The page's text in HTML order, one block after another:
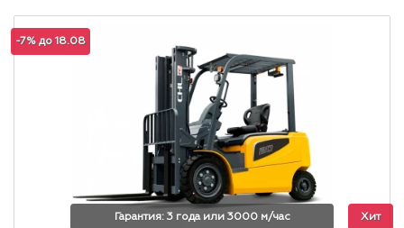
Хит
-7% до 18.08
Гарантия: 3 года или 3000 м/час